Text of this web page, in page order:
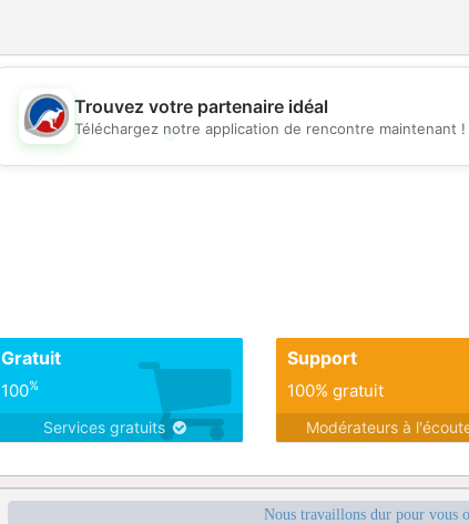
💖
Trouvez votre partenaire idéal
Téléchargez notre application de rencontre maintenant !
Gratuit
100%
Services gratuits
Support
100% gratuit
Modérateurs à
Nous travaillons dur pour vous